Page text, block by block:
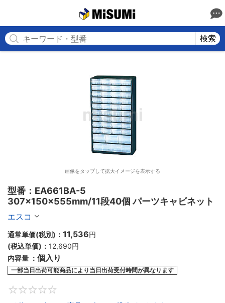
検索
画像をタップして拡大イメージを表示する
型番：EA661BA-5
307×150×555mm/11段40個 パーツキャビネット
エスコ
通常単価(税別)： 11,536円
(税込単価)： 12,690円
内容量 ： 個入り
一部当日出荷可能商品により当日出荷受付時間が異なります